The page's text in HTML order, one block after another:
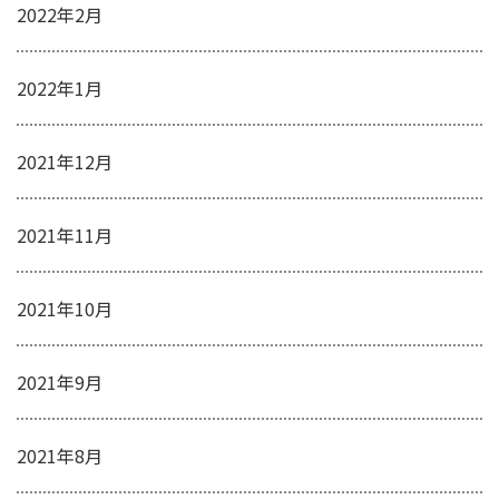
2022年2月
2022年1月
2021年12月
2021年11月
2021年10月
2021年9月
2021年8月